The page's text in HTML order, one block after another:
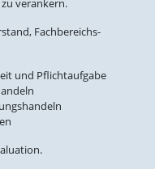
verankern.
Fachbe­reichs­
und Pflicht­aufgabe